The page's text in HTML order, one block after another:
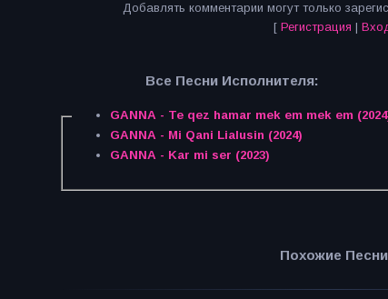
Добавлять комментарии могут только
[ Регистрация |
Все Песни Исполнителя:
GANNA - Te qez hamar mek em mek em
GANNA - Mi Qani Lialusin (2024)
GANNA - Kar mi ser (2023)
Похожие